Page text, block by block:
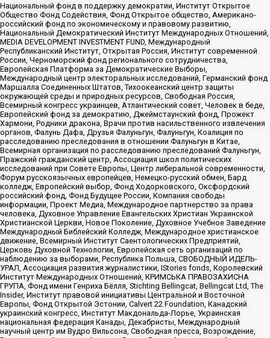
Национальный фонд в поддержку демократии, Институт Открытое
Общество Фонд Содействия, Фонд Открытое общество, Американо-
российский фонд по экономическому и правовому развитию,
Национальный Демократический Институт Международных Отношений,
MEDIA DEVELOPMENT INVESTMENT FUND, Международный
Республиканский Институт, Открытая Россия, Институт современной
России, Черноморский фонд регионального сотрудничества,
Европейская Платформа за Демократические Выборы,
Международный центр электоральных исследований, Германский фонд
Маршалла Соединенных Штатов, Тихоокеанский центр защиты
окружающей среды и природных ресурсов, Свободная Россия,
Всемирный конгресс украинцев, Атлантический совет, Человек в беде,
Европейский фонд за демократию, Джеймстаунский фонд, Прожект
Хармони, Родники дракона, Врачи против насильственного извлечения
органов, Фалунь Дафа, Друзья Фалуньгун, Фалуньгун, Коалиция по
расследованию преследования в отношении Фалуньгун в Китае,
Всемирная организация по расследованию преследований Фалуньгун,
Пражский гражданский центр, Ассоциация школ политических
исследований при Совете Европы, Центр либеральной современности,
Форум русскоязычных европейцев, Немецко-русский обмен, Бард
колледж, Европейский выбор, Фонд Ходорковского, Оксфордский
российский фонд, Фонд Будущее России, Компания свободы
информации, Проект Медиа, Международное партнерство за права
человека, Духовное Управление Евангельских Христиан Украинской
Христианской Церкви, Новое Поколение, Духовное Учебное Заведение
Международный Библейский Колледж, Международное христианское
движение, Всемирный Институт Саентологических Предприятий,
Церковь Духовной Технологии, Европейская сеть организаций по
наблюдению за выборами, Республика Польша, СВОБОДНЫЙ ИДЕЛЬ-
УРАЛ, Ассоциация развития журналистики, IStories fonds, Королевский
Институт Международных Отношений, КРИМСЬКА ПРАВОЗАХИСНА
ГРУПА, Фонд имени Генриха Бёлля, Stichting Bellingcat, Bellingcat Ltd, The
Insider, Институт правовой инициативы Центральной и Восточной
Европы, Фонд Открытой Эстонии, Calvert 22 Foundation, Канадский
украинский конгресс, Институт Макдональда-Лорье, Украинская
национальная федерация Канады, Декабристы, Международный
научный центр им Вудро Вильсона, Свободная пресса, Возрождение,